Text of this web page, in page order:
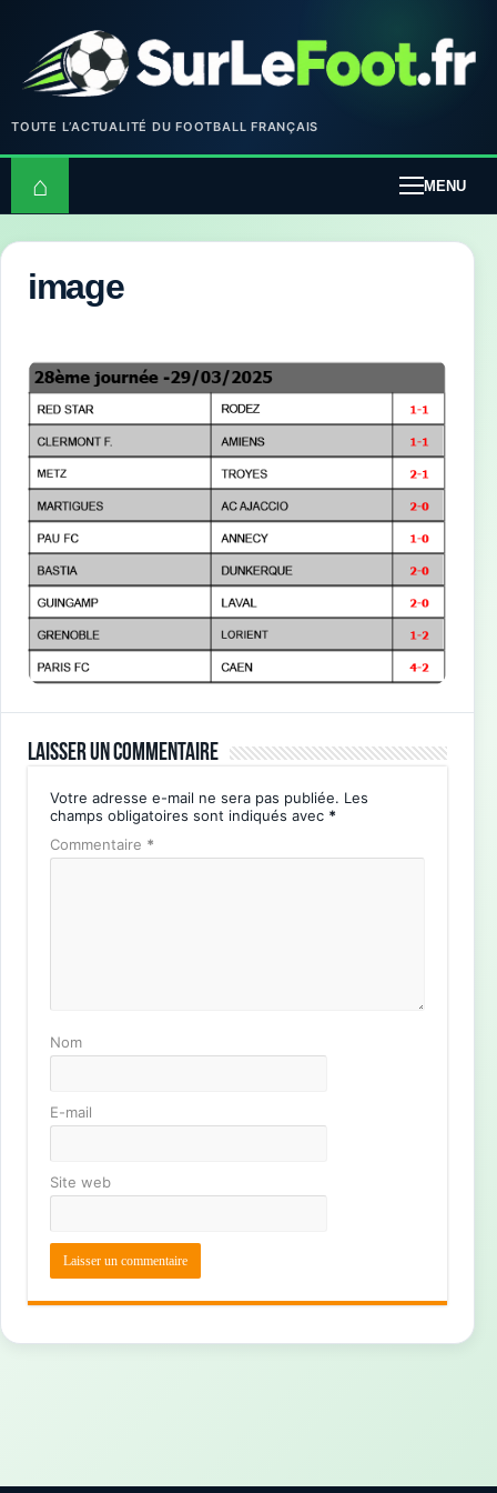
TOUTE L’ACTUALITÉ DU FOOTBALL FRANÇAIS
⌂ MENU
image
Laisser un commentaire
Votre adresse e-mail ne sera pas publiée. Les
champs obligatoires sont indiqués avec *
Commentaire *
Nom
E-mail
Site web